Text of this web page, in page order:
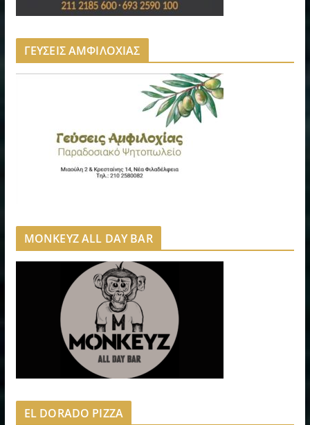
ΓΕΥΣΕΙΣ ΑΜΦΙΛΟΧΙΑΣ
MONKEYZ ALL DAY BAR
EL DORADO PIZZA